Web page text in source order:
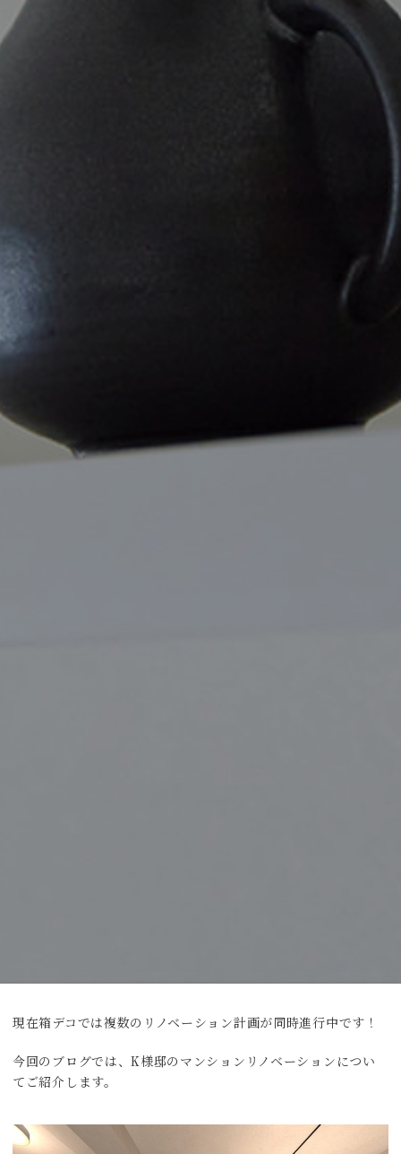
現在箱デコでは複数のリノベーション計画が同時進行中です！
今回のブログでは、K様邸のマンションリノベーションについ
てご紹介します。